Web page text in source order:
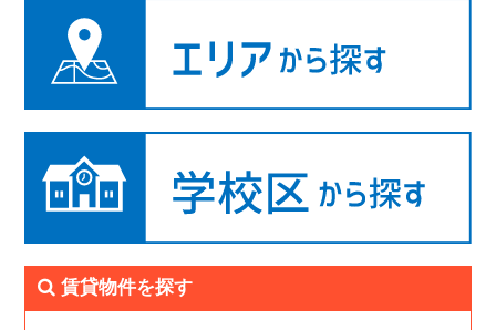
賃貸物件を探す